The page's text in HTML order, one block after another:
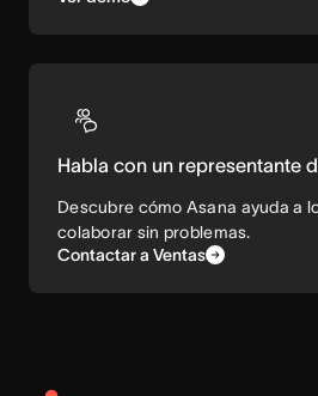
Habla con un representante
Descubre cómo Asana ayuda a
colaborar sin problemas.
Contactar a Ventas